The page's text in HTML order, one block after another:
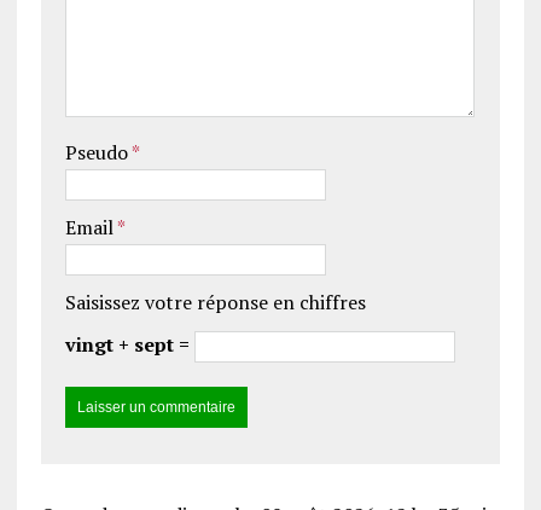
Pseudo*
Email*
Saisissez votre réponse en chiffres
vingt + sept =